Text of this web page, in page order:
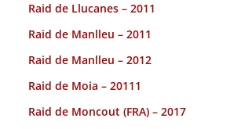
Raid de Llucanes – 2011
Raid de Manlleu – 2011
Raid de Manlleu – 2012
Raid de Moia – 20111
Raid de Moncout (FRA) – 2017